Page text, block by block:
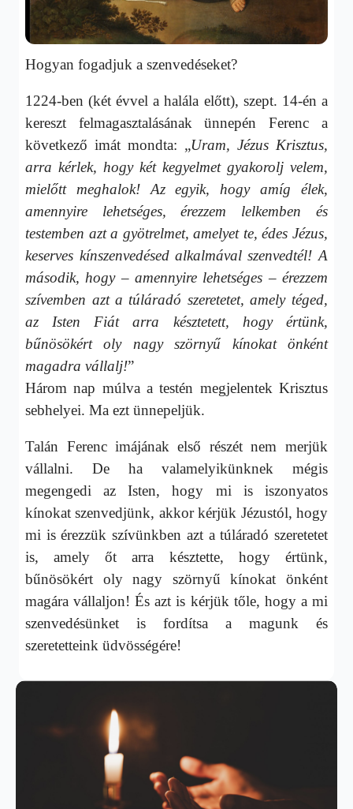
Hogyan fogadjuk a szenvedéseket?
1224-ben (két évvel a halála előtt), szept. 14-én a
kereszt felmagasztalásának ünnepén Ferenc a
következő imát mondta: „Uram, Jézus Krisztus,
arra kérlek, hogy két kegyelmet gyakorolj velem,
mielőtt meghalok! Az egyik, hogy amíg élek,
amennyire lehetséges, érezzem lelkemben és
testemben azt a gyötrelmet, amelyet te, édes Jézus,
keserves kínszenvedésed alkalmával szenvedtél! A
második, hogy – amennyire lehetséges – érezzem
szívemben azt a túláradó szeretetet, amely téged,
az Isten Fiát arra késztetett, hogy értünk,
bűnösökért oly nagy szörnyű kínokat önként
magadra vállalj!”
Három nap múlva a testén megjelentek Krisztus
sebhelyei. Ma ezt ünnepeljük.
Talán Ferenc imájának első részét nem merjük
vállalni. De ha valamelyikünknek mégis
megengedi az Isten, hogy mi is iszonyatos
kínokat szenvedjünk, akkor kérjük Jézustól, hogy
mi is érezzük szívünkben azt a túláradó szeretetet
is, amely őt arra késztette, hogy értünk,
bűnösökért oly nagy szörnyű kínokat önként
magára vállaljon! És azt is kérjük tőle, hogy a mi
szenvedésünket is fordítsa a magunk és
szeretetteink üdvösségére!